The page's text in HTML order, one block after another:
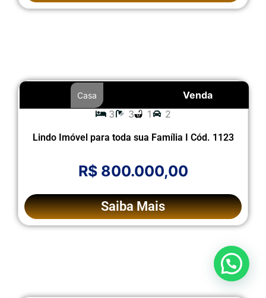
Venda
Casa
3 3 1 2
Lindo Imóvel para toda sua Família I Cód. 1123
R$ 800.000,00
Saiba Mais